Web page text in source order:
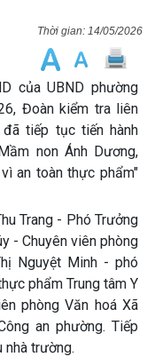
14/05/2026
của UBND phường
Đoàn kiểm tra liên
tiếp tục tiến hành
non Ánh Dương,
an toàn thực phẩm"
Trang - Phó Trưởng
- Chuyên viên phòng
Nguyệt Minh - phó
phẩm Trung tâm Y
phòng Văn hoá Xã
an phường. Tiếp
nhà trường.